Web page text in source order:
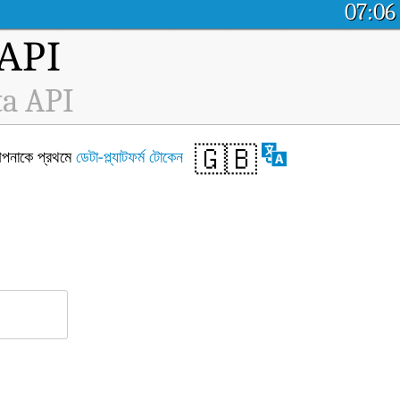
07:06
API
API
🇬🇧
প্রথমেডেটা-প্ল্যাটফর্ম টোকেন